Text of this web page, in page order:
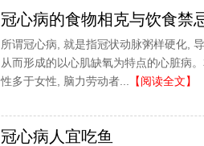
冠心病的食物相克与饮食禁
所谓冠心病, 就是指冠状动脉粥样硬化,
从而形成的以心肌缺氧为特点的心脏病
性多于女性, 脑力劳动者...
【阅读全文】
冠心病人宜吃鱼